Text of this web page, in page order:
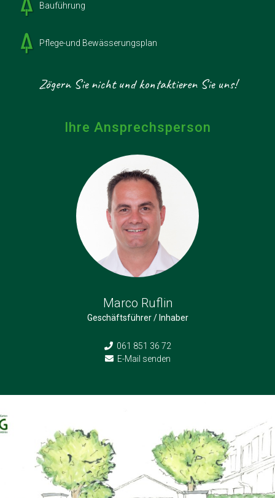
Bauführung
Pflege-und Bewässerungsplan
Zögern Sie nicht und kontaktieren Sie uns!
Ihre Ansprechsperson
Marco Ruflin
Geschäftsführer / Inhaber
061 851 36 72
E-Mail senden